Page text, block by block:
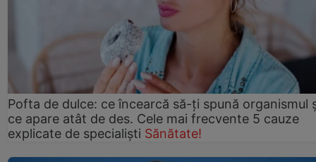
Pofta de dulce: ce încearcă să-ți spună organismul
ce apare atât de des. Cele mai frecvente 5 cauze
explicate de specialiști Sănătate!